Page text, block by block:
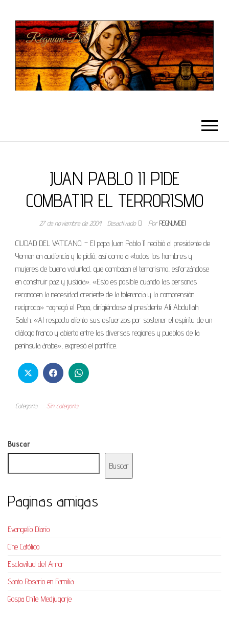
JUAN PABLO II PIDE
COMBATIR EL TERRORISMO
27 de noviembre de 2004 Desactivado Por REGNUMDEI
CIUDAD DEL VATICANO. – El papa Juan Pablo II recibió al presidente de
Yemen en audiencia y le pidió, así como a «todos los hombres y
mujeres de buena voluntad, que combatan el terrorismo, esforzándose
en construir paz y justicia». «Esto es posible cuando las personas
reconocen la necesidad creciente de la tolerancia y la comprensión
recíproca» -agregó el Papa, dirigiéndose al presidente Ali Abdullah
Saleh. «Al respecto aliento sus esfuerzos por sostener el espíritu de un
diálogo franco y abierto entre las diversas regiones y pueblos de la
península árabe», expresó el pontífice.
Categoría Sin categoría
Buscar
Buscar
Paginas amigas
Evangelio Diario
Cine Católico
Esclavitud del Amor
Santo Rosario en Familia
Gospa Chile Medjugorje